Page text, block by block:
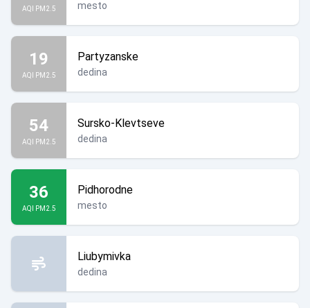
AQI PM2.5 mesto
19
AQI PM2.5
Partyzanske
dedina
54
AQI PM2.5
Sursko-Klevtseve
dedina
36
AQI PM2.5
Pidhorodne
mesto
Liubymivka
dedina